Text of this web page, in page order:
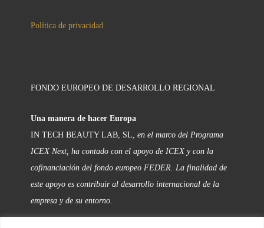
Política de privacidad
FONDO EUROPEO DE DESARROLLO REGIONAL
Una manera de hacer Europa
IN TECH BEAUTY LAB, SL, en el marco del Programa
ICEX Next, ha contado con el apoyo de ICEX y con la
cofinanciación del fondo europeo FEDER. La finalidad de
este apoyo es contribuir al desarrollo internacional de la
empresa y de su entorno.